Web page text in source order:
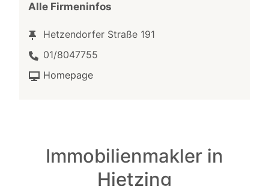
Alle Firmeninfos
Hetzendorfer Straße 191
01/8047755
Homepage
Immobilienmakler in
Hietzing